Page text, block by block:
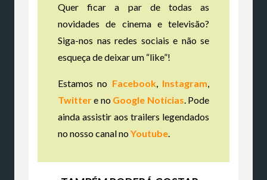
Quer ficar a par de todas as
novidades de cinema e televisão?
Siga-nos nas redes sociais e não se
esqueça de deixar um “like”!
Estamos no Facebook, Instagram
Twittere no Google Notícias . Pode
ainda assistir aos trailers legendados
no nosso canal noYoutube